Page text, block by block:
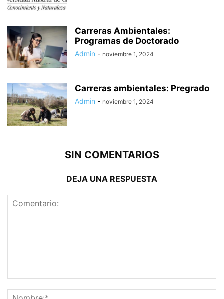
Carreras Ambientales:
Programas de Doctorado
Admin - noviembre 1, 2024
Carreras ambientales: Pregrado
Admin - noviembre 1, 2024
SIN COMENTARIOS
DEJA UNA RESPUESTA